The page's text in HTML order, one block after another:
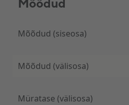
Mõõdud
Mõõdud (siseosa)
Mõõdud (välisosa)
Müratase (välisosa)